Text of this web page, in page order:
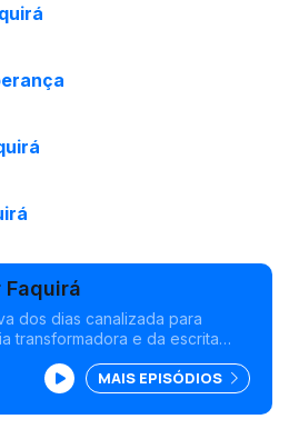
Faquirá
dos dias canalizada para
transformadora e da escrita
Nayr Faquirá apresenta-se
uma espécie de
musical sua.
MAIS EPISÓDIOS